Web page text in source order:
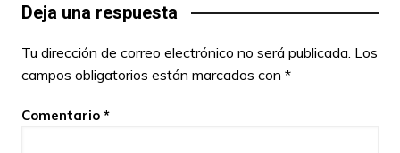
Deja una respuesta
Tu dirección de correo electrónico no será publicada. Los
campos obligatorios están marcados con *
Comentario *